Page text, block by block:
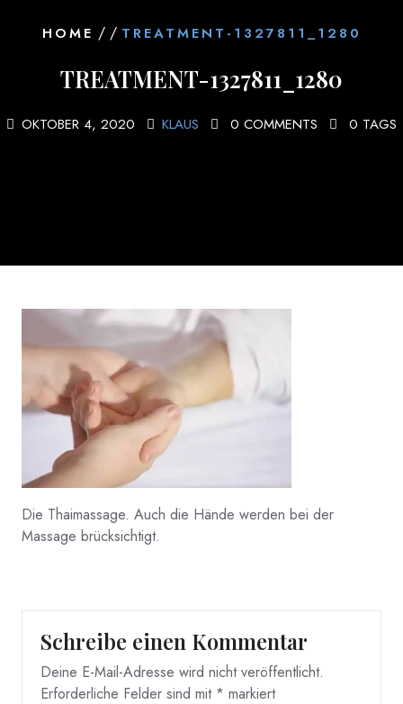
HOME / / TREATMENT-1327811_1280
TREATMENT-1327811_1280
OKTOBER 4, 2020 KLAUS 0 COMMENTS 0 TAGS
Die Thaimassage. Auch die Hände werden bei der
Massage brücksichtigt.
Schreibe einen Kommentar
Deine E-Mail-Adresse wird nicht veröffentlicht.
Erforderliche Felder sind mit * markiert